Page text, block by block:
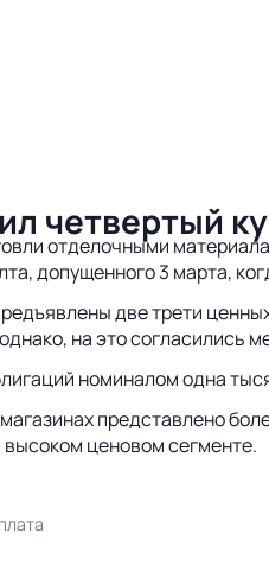
четвертый
отделочными
допущенного 3 марта,
две трети
на это согласились
номиналом одна
представлено
высоком ценовом сегменте.